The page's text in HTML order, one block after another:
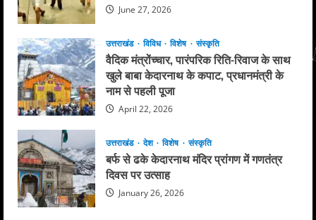
June 27, 2026
उत्तराखंड विविध विशेष संस्कृति
वैदिक मंत्रोंच्चार, पारंपरिक रिति-रिवाज के साथ
खुले बाबा केदारनाथ के कपाट, प्रधानमंत्री के
नाम से पहली पूजा
April 22, 2026
उत्तराखंड देश विशेष संस्कृति
बर्फ से ढके केदारनाथ मंदिर प्रांगण में गणतंत्र
दिवस पर उत्साह
January 26, 2026